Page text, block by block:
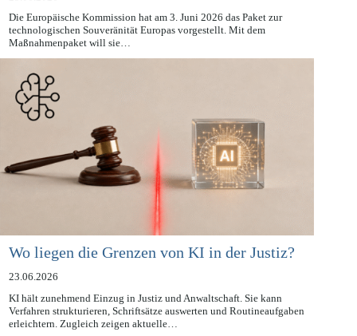
23.06.2026
Die Europäische Kommission hat am 3. Juni 2026 das Paket zur
technologischen Souveränität Europas vorgestellt. Mit dem
Maßnahmenpaket will sie…
Wo liegen die Grenzen von KI in der Justiz?
23.06.2026
KI hält zunehmend Einzug in Justiz und Anwaltschaft. Sie kann
Verfahren strukturieren, Schriftsätze auswerten und Routineaufgaben